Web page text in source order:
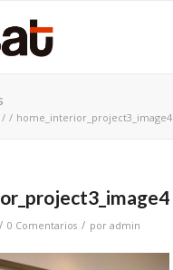
/ / home_interior_project3_image4
/ 0 Comentarios / por admin